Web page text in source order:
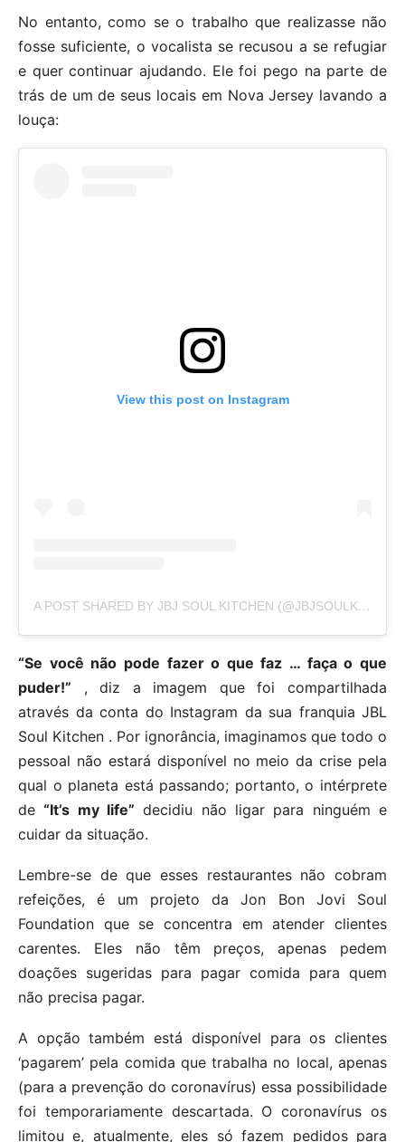
No entanto, como se o trabalho que realizasse não
fosse suficiente, o vocalista se recusou a se refugiar
e quer continuar ajudando. Ele foi pego na parte de
trás de um de seus locais em Nova Jersey lavando a
louça:
View this post on Instagram
A POST SHARED BY JBJ SOUL KITCHEN (@JBJSOULKITCHEN)
“Se você não pode fazer o que faz … faça o que
puder!” , diz a imagem que foi compartilhada
através da conta do Instagram da sua franquia JBL
Soul Kitchen . Por ignorância, imaginamos que todo o
pessoal não estará disponível no meio da crise pela
qual o planeta está passando; portanto, o intérprete
de“It’s my life” decidiu não ligar para ninguém e
cuidar da situação.
Lembre-se de que esses restaurantes não cobram
refeições, é um projeto da Jon Bon Jovi Soul
Foundation que se concentra em atender clientes
carentes. Eles não têm preços, apenas pedem
doações sugeridas para pagar comida para quem
não precisa pagar.
A opção também está disponível para os clientes
‘pagarem’ pela comida que trabalha no local, apenas
(para a prevenção do coronavírus) essa possibilidade
foi temporariamente descartada. O coronavírus os
limitou e, atualmente, eles só fazem pedidos para